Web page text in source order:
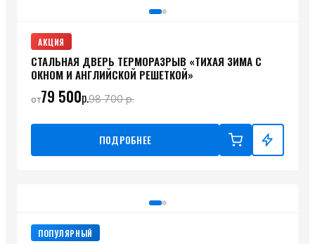
АКЦИЯ
СТАЛЬНАЯ ДВЕРЬ ТЕРМОРАЗРЫВ «ТИХАЯ ЗИМА С
ОКНОМ И АНГЛИЙСКОЙ РЕШЕТКОЙ»
от79 500р.98 700р.
ПОДРОБНЕЕ
ПОПУЛЯРНЫЙ